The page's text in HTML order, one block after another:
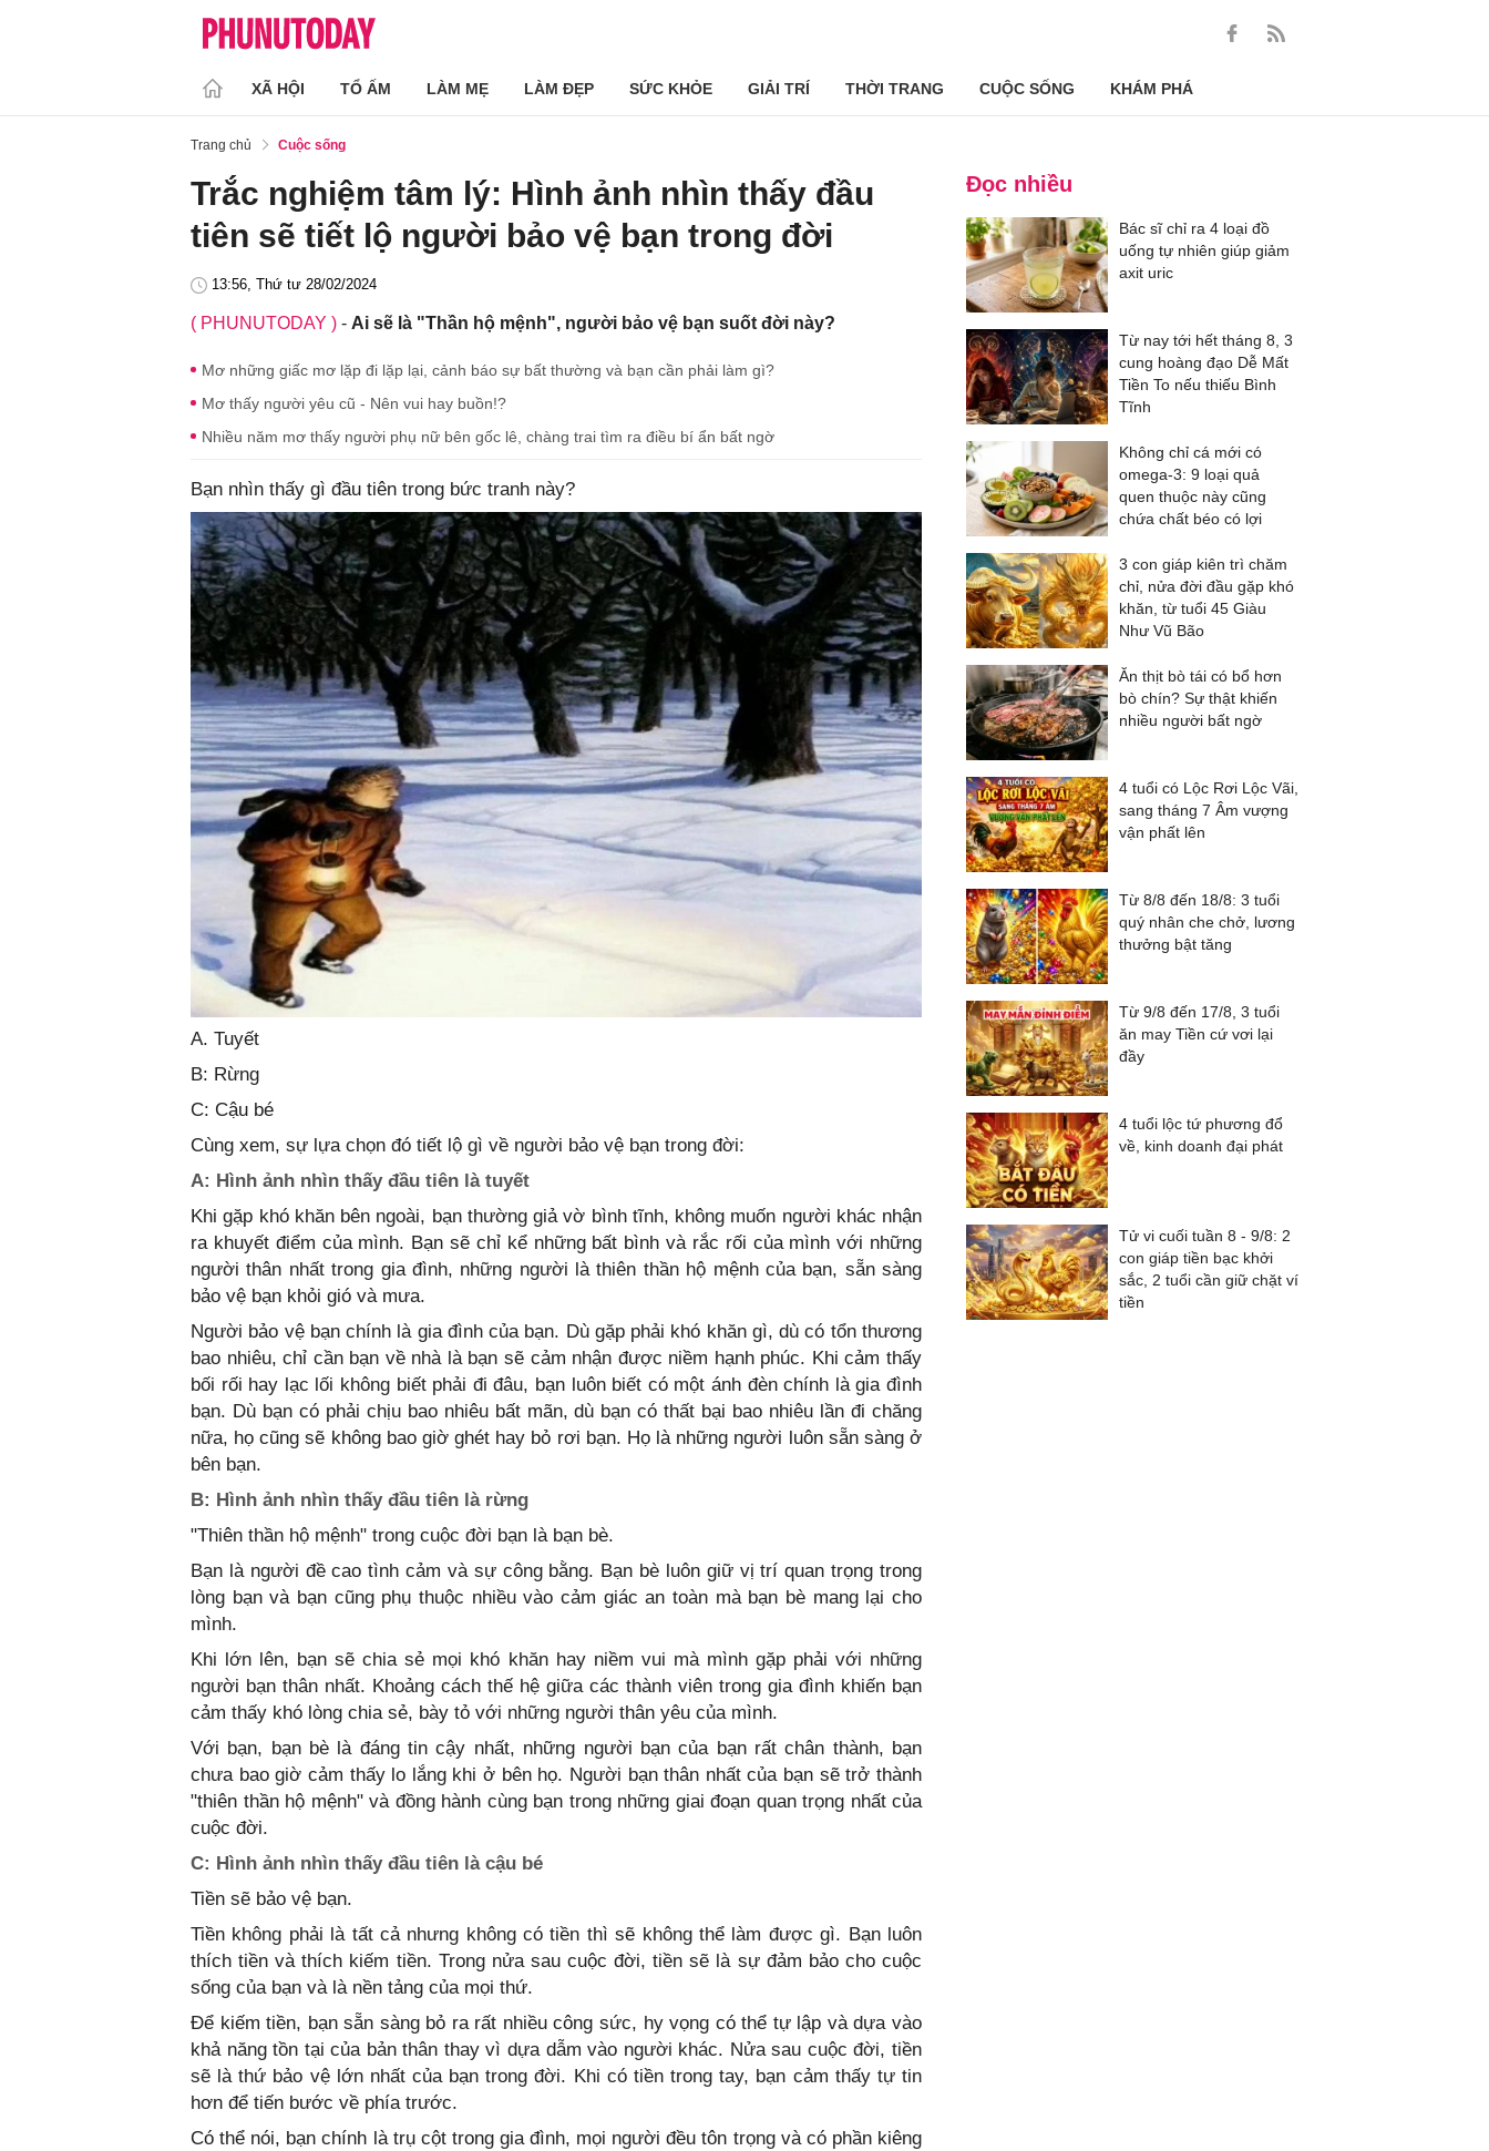
XÃ HỘI TỔ ẤM LÀM MẸ LÀM ĐẸP SỨC KHỎE GIẢI TRÍ THỜI TRANG CUỘC SỐNG KHÁM PHÁ
Trang chủ Cuộc sống
Trắc nghiệm tâm lý: Hình ảnh nhìn thấy đầu
tiên sẽ tiết lộ người bảo vệ bạn trong đời
13:56, Thứ tư 28/02/2024
( PHUNUTODAY ) - Ai sẽ là "Thần hộ mệnh", người bảo vệ bạn suốt đời này?
Mơ những giấc mơ lặp đi lặp lại, cảnh báo sự bất thường và bạn cần phải làm gì?
Mơ thấy người yêu cũ - Nên vui hay buồn!?
Nhiều năm mơ thấy người phụ nữ bên gốc lê, chàng trai tìm ra điều bí ẩn bất ngờ
Bạn nhìn thấy gì đầu tiên trong bức tranh này?
A. Tuyết
B: Rừng
C: Cậu bé
Cùng xem, sự lựa chọn đó tiết lộ gì về người bảo vệ bạn trong đời:
A: Hình ảnh nhìn thấy đầu tiên là tuyết
Khi gặp khó khăn bên ngoài, bạn thường giả vờ bình tĩnh, không muốn người khác nhận
ra khuyết điểm của mình. Bạn sẽ chỉ kể những bất bình và rắc rối của mình với những
người thân nhất trong gia đình, những người là thiên thần hộ mệnh của bạn, sẵn sàng
bảo vệ bạn khỏi gió và mưa.
Người bảo vệ bạn chính là gia đình của bạn. Dù gặp phải khó khăn gì, dù có tổn thương
bao nhiêu, chỉ cần bạn về nhà là bạn sẽ cảm nhận được niềm hạnh phúc. Khi cảm thấy
bối rối hay lạc lối không biết phải đi đâu, bạn luôn biết có một ánh đèn chính là gia đình
bạn. Dù bạn có phải chịu bao nhiêu bất mãn, dù bạn có thất bại bao nhiêu lần đi chăng
nữa, họ cũng sẽ không bao giờ ghét hay bỏ rơi bạn. Họ là những người luôn sẵn sàng ở
bên bạn.
B: Hình ảnh nhìn thấy đầu tiên là rừng
"Thiên thần hộ mệnh" trong cuộc đời bạn là bạn bè.
Bạn là người đề cao tình cảm và sự công bằng. Bạn bè luôn giữ vị trí quan trọng trong
lòng bạn và bạn cũng phụ thuộc nhiều vào cảm giác an toàn mà bạn bè mang lại cho
mình.
Khi lớn lên, bạn sẽ chia sẻ mọi khó khăn hay niềm vui mà mình gặp phải với những
người bạn thân nhất. Khoảng cách thế hệ giữa các thành viên trong gia đình khiến bạn
cảm thấy khó lòng chia sẻ, bày tỏ với những người thân yêu của mình.
Với bạn, bạn bè là đáng tin cậy nhất, những người bạn của bạn rất chân thành, bạn
chưa bao giờ cảm thấy lo lắng khi ở bên họ. Người bạn thân nhất của bạn sẽ trở thành
"thiên thần hộ mệnh" và đồng hành cùng bạn trong những giai đoạn quan trọng nhất của
cuộc đời.
C: Hình ảnh nhìn thấy đầu tiên là cậu bé
Tiền sẽ bảo vệ bạn.
Tiền không phải là tất cả nhưng không có tiền thì sẽ không thể làm được gì. Bạn luôn
thích tiền và thích kiếm tiền. Trong nửa sau cuộc đời, tiền sẽ là sự đảm bảo cho cuộc
sống của bạn và là nền tảng của mọi thứ.
Để kiếm tiền, bạn sẵn sàng bỏ ra rất nhiều công sức, hy vọng có thể tự lập và dựa vào
khả năng tồn tại của bản thân thay vì dựa dẫm vào người khác. Nửa sau cuộc đời, tiền
sẽ là thứ bảo vệ lớn nhất của bạn trong đời. Khi có tiền trong tay, bạn cảm thấy tự tin
hơn để tiến bước về phía trước.
Có thể nói, bạn chính là trụ cột trong gia đình, mọi người đều tôn trọng và có phần kiêng
Đọc nhiều
Bác sĩ chỉ ra 4 loại đồ
uống tự nhiên giúp giảm
axit uric
Từ nay tới hết tháng 8, 3
cung hoàng đạo Dễ Mất
Tiền To nếu thiếu Bình
Tĩnh
Không chỉ cá mới có
omega-3: 9 loại quả
quen thuộc này cũng
chứa chất béo có lợi
3 con giáp kiên trì chăm
chỉ, nửa đời đầu gặp khó
khăn, từ tuổi 45 Giàu
Như Vũ Bão
Ăn thịt bò tái có bổ hơn
bò chín? Sự thật khiến
nhiều người bất ngờ
4 tuổi có Lộc Rơi Lộc Vãi,
sang tháng 7 Âm vượng
vận phất lên
Từ 8/8 đến 18/8: 3 tuổi
quý nhân che chở, lương
thưởng bật tăng
Từ 9/8 đến 17/8, 3 tuổi
ăn may Tiền cứ vơi lại
đầy
4 tuổi lộc tứ phương đổ
về, kinh doanh đại phát
Tử vi cuối tuần 8 - 9/8: 2
con giáp tiền bạc khởi
sắc, 2 tuổi cần giữ chặt ví
tiền